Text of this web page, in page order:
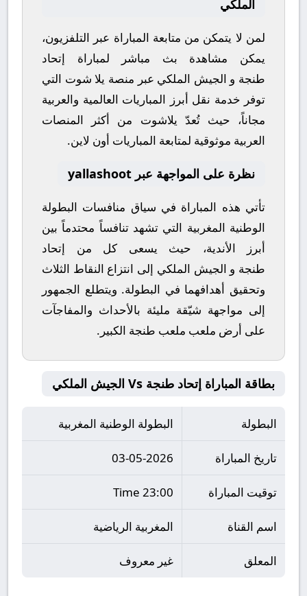
الملكي
لمن لا يتمكن من متابعة المباراة عبر التلفزيون،
يمكن مشاهدة بث مباشر لمباراة إتحاد
طنجة و الجيش الملكي عبر منصة يلا شوت التي
توفر خدمة نقل أبرز المباريات العالمية والعربية
مجاناً، حيث تُعدّ يلاشوت من أكثر المنصات
العربية موثوقية لمتابعة المباريات أون لاين.
نظرة على المواجهة عبر yallashoot
تأتي هذه المباراة في سياق منافسات البطولة
الوطنية المغربية التي تشهد تنافساً محتدماً بين
أبرز الأندية، حيث يسعى كل من إتحاد
طنجة و الجيش الملكي إلى انتزاع النقاط الثلاث
وتحقيق أهدافهما في البطولة. ويتطلع الجمهور
إلى مواجهة شيّقة مليئة بالأحداث والمفاجآت
على أرض ملعب ملعب طنجة الكبير .
بطاقة المباراة إتحاد طنجة Vs الجيش الملكي
البطولة البطولة الوطنية المغربية
تاريخ المباراة 03-05-2026
توقيت المباراة 23:00 Time
اسم القناة المغربية الرياضية
المعلق غير معروف